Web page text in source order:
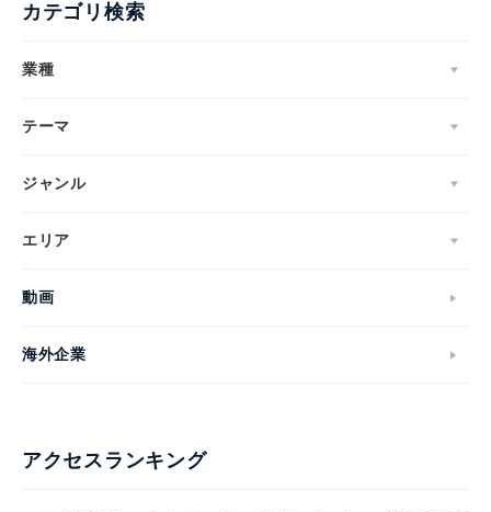
カテゴリ検索
業種
テーマ
ジャンル
エリア
動画
海外企業
アクセスランキング